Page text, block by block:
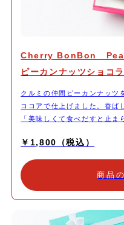
Cherry BonBon
ピーカンナッツショコ
クルミの仲間ピーカンナッツ
ココアで仕上げました。香ば
「美味しくて食べだすと止
￥1,800（税込）
商品